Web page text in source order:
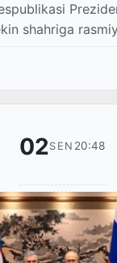
shahriga
kuni
02SEN 20:48